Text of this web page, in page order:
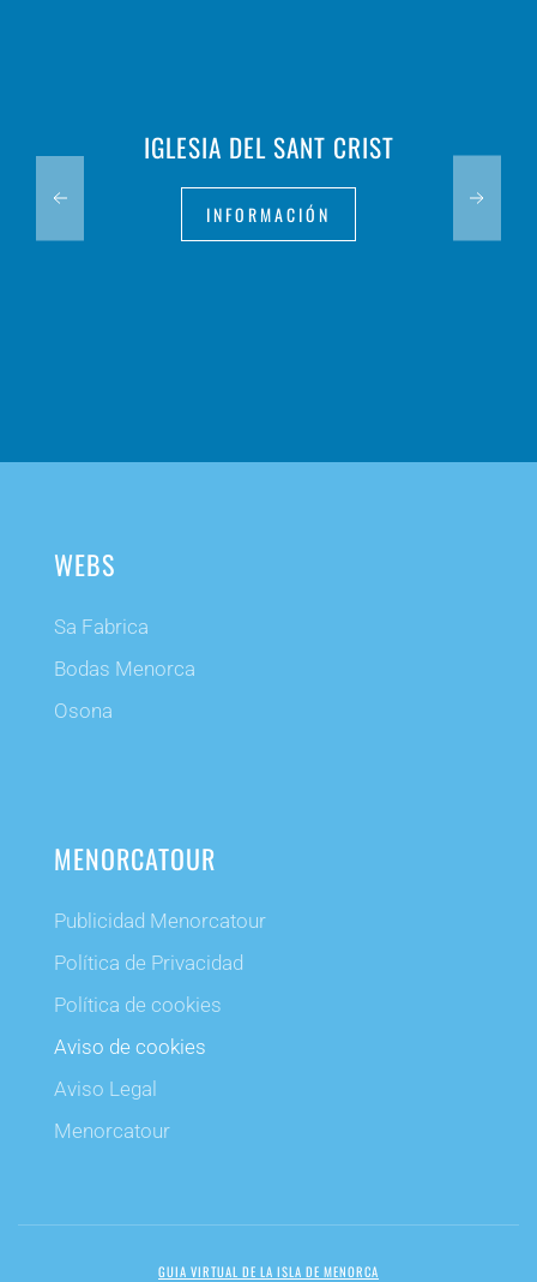
IGLESIA DEL SANT CRIST
INFORMACIÓN
WEBS
Sa Fabrica
Bodas Menorca
Osona
MENORCATOUR
Publicidad Menorcatour
Política de Privacidad
Política de cookies
Aviso de cookies
Aviso Legal
Menorcatour
GUIA VIRTUAL DE LA ISLA DE MENORCA